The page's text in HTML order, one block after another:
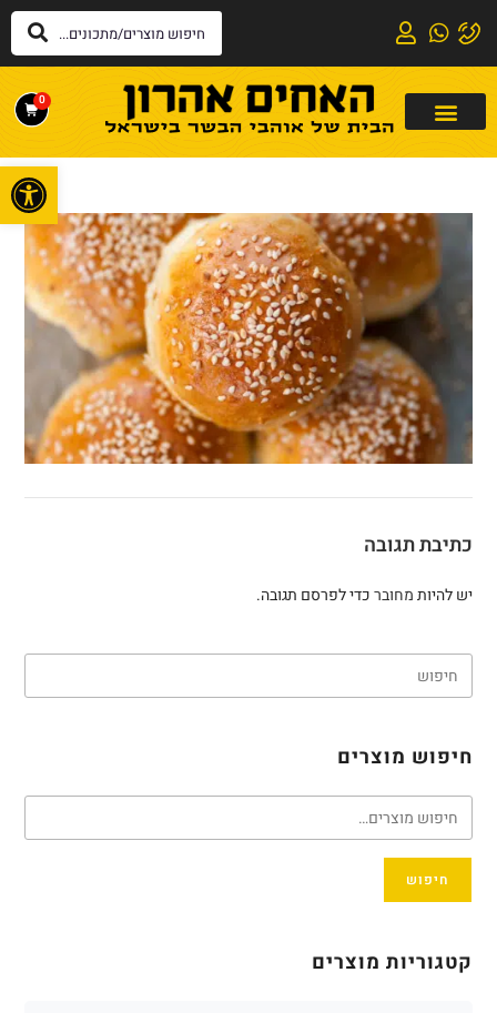
0
כתיבת תגובה
יש להיותמחוברכדי לפרסם תגובה.
חיפוש מוצרים
חיפוש
קטגוריות מוצרים